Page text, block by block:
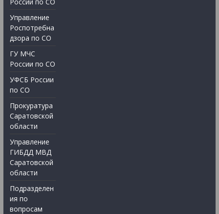
Управление
Роспотребна
дзора по СО
ГУ МЧС
России по СО
УФСБ России
по СО
Прокуратура
Саратовской
области
Управление
ГИБДД МВД
Саратовской
области
Подразделен
ия по
вопросам